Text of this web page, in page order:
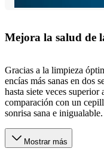
Mejora la salud de
Gracias a la limpieza
encías más sanas en dos
hasta siete veces
comparación con un
sonrisa sana e inigualable.
Mostrar más